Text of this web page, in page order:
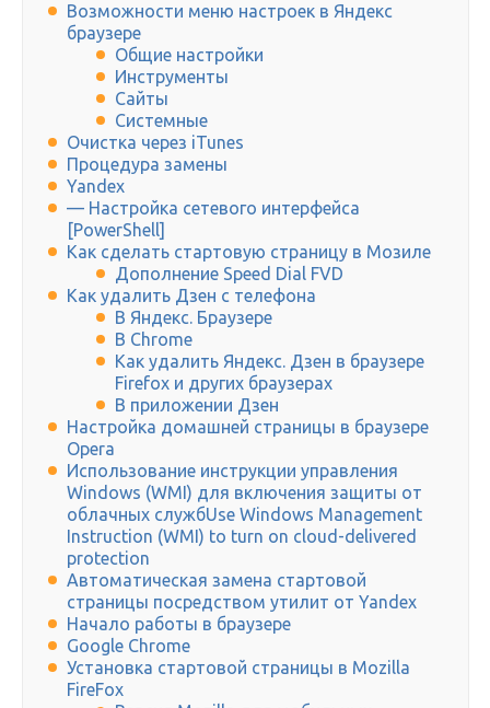
Возможности меню настроек в Яндекс
браузере
Общие настройки
Инструменты
Сайты
Системные
Очистка через iTunes
Процедура замены
Yandex
— Настройка сетевого интерфейса
[PowerShell]
Как сделать стартовую страницу в Мозиле
Дополнение Speed Dial FVD
Как удалить Дзен с телефона
В Яндекс. Браузере
В Chrome
Как удалить Яндекс. Дзен в браузере
Firefox и других браузерах
В приложении Дзен
Настройка домашней страницы в браузере
Opera
Использование инструкции управления
Windows (WMI) для включения защиты от
облачных службUse Windows Management
Instruction (WMI) to turn on cloud-delivered
protection
Автоматическая замена стартовой
страницы посредством утилит от Yandex
Начало работы в браузере
Google Chrome
Установка стартовой страницы в Mozilla
FireFox